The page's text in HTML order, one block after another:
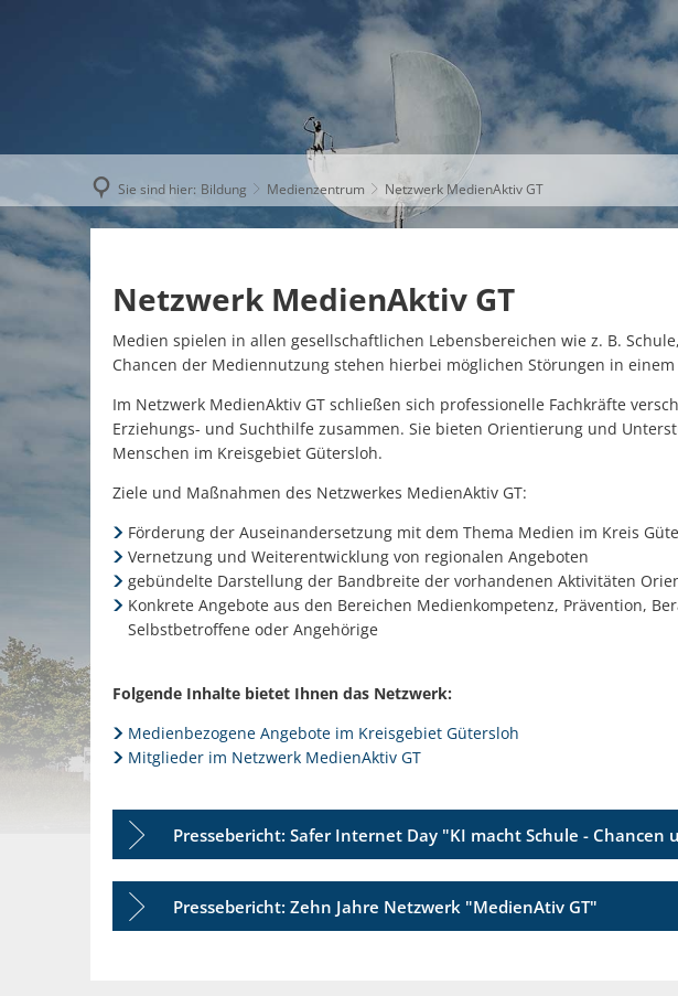
AKTUELLES THEMEN
Sie sind hier: Bildung Medienzentrum Netzwerk MedienAktiv GT
Netzwerk MedienAktiv GT
Medien spielen in allen gesellschaftlichen Lebensbereichen wie z. B.
Chancen der Mediennutzung stehen hierbei möglichen Störungen in
Im Netzwerk MedienAktiv GT schließen sich professionelle Fachkräfte
Erziehungs- und Suchthilfe zusammen. Sie bieten Orientierung und
Menschen im Kreisgebiet Gütersloh.
Ziele und Maßnahmen des Netzwerkes MedienAktiv GT:
Förderung der Auseinandersetzung mit dem Thema Medien im Kreis
Vernetzung und Weiterentwicklung von regionalen Angeboten
gebündelte Darstellung der Bandbreite der vorhandenen Aktivitäten
Konkrete Angebote aus den Bereichen Medienkompetenz, Prävention,
Selbstbetroffene oder Angehörige
Folgende Inhalte bietet Ihnen das Netzwerk:
Medienbezogene Angebote im Kreisgebiet Gütersloh
Mitglieder im Netzwerk MedienAktiv GT
Pressebericht: Safer Internet Day "KI macht Schule - Chancen
Pressebericht: Zehn Jahre Netzwerk "MedienAtiv GT"